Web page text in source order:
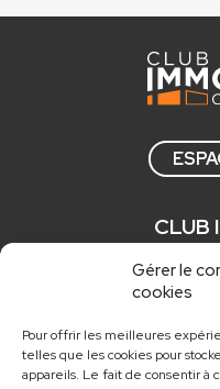
Gérer le
cookies
Pour offrir les meilleures
telles que les cookies pour
appareils. Le fait de consentir à
CLUB
Qui